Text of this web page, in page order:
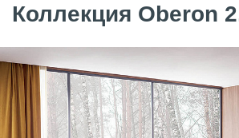
Коллекция Oberon